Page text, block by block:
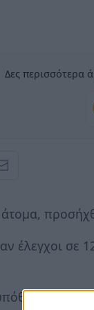
Δες περισσότερα
έλεγχοι σε